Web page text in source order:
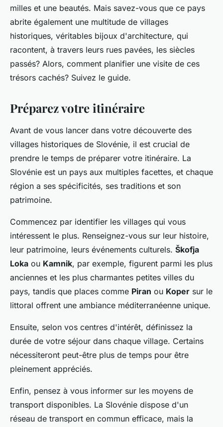
milles et une beautés. Mais savez-vous que ce pays
abrite également une multitude de villages
historiques, véritables bijoux d'architecture, qui
racontent, à travers leurs rues pavées, les siècles
passés? Alors, comment planifier une visite de ces
trésors cachés? Suivez le guide.
Préparez votre itinéraire
Avant de vous lancer dans votre découverte des
villages historiques de Slovénie, il est crucial de
prendre le temps de préparer votre itinéraire. La
Slovénie est un pays aux multiples facettes, et chaque
région a ses spécificités, ses traditions et son
patrimoine.
Commencez par identifier les villages qui vous
intéressent le plus. Renseignez-vous sur leur histoire,
leur patrimoine, leurs événements culturels. Škofja
Loka ou Kamnik, par exemple, figurent parmi les plus
anciennes et les plus charmantes petites villes du
pays, tandis que places comme Piran ou Koper sur le
littoral offrent une ambiance méditerranéenne unique.
Ensuite, selon vos centres d'intérêt, définissez la
durée de votre séjour dans chaque village. Certains
nécessiteront peut-être plus de temps pour être
pleinement appréciés.
Enfin, pensez à vous informer sur les moyens de
transport disponibles. La Slovénie dispose d'un
réseau de transport en commun efficace, mais la